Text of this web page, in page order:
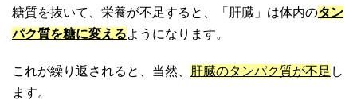
糖質を抜いて、栄養が不足すると、「肝臓」は体内のタン
パク質を糖に変えるようになります。
これが繰り返されると、当然、 肝臓のタンパク質が不足 し
ます。